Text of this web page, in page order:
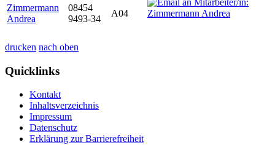
Zimmermann
Andrea
08454
9493-34
A04
drucken nach oben
Quicklinks
Kontakt
Inhaltsverzeichnis
Impressum
Datenschutz
Erklärung zur Barrierefreiheit